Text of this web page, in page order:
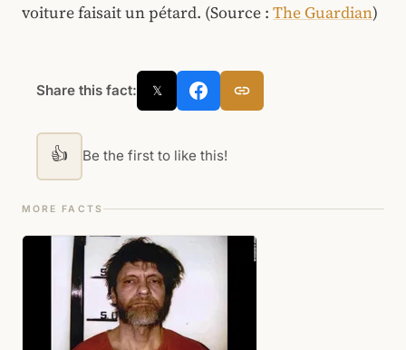
voiture faisait un pétard. (Source : The Guardian)
Share this fact: 𝕏
👍 Be the first to like this!
MORE FACTS